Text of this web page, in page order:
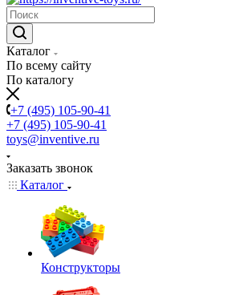
Каталог
По всему сайту
По каталогу
+7 (495) 105-90-41
+7 (495) 105-90-41
toys@inventive.ru
Заказать звонок
Каталог
Конструкторы